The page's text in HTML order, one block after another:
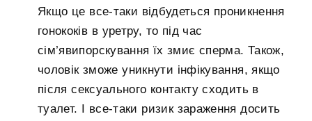
Якщо це все-таки відбудеться проникнення
гонококів в уретру, то під час
сім’явипорскування їх змиє сперма. Також,
чоловік зможе уникнути інфікування, якщо
після сексуального контакту сходить в
туалет. І все-таки ризик зараження досить